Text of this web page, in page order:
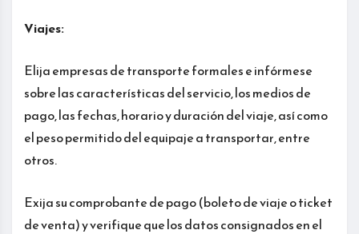
Viajes:
Elija empresas de transporte formales e infórmese
sobre las características del servicio, los medios de
pago, las fechas, horario y duración del viaje, así como
el peso permitido del equipaje a transportar, entre
otros.
Exija su comprobante de pago (boleto de viaje o ticket
de venta) y verifique que los datos consignados en el